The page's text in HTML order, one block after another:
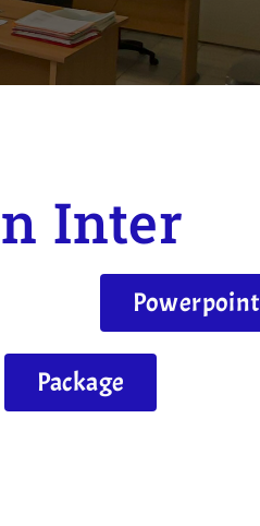
Inter
Powerpoint
Package